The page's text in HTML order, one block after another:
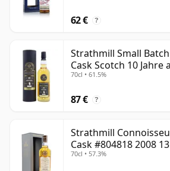
62 € ?
Strathmill Small
Cask Scotch 10 Jahre
70cl • 61.5%
87 € ?
Strathmill
Cask #804818 2008
70cl • 57.3%